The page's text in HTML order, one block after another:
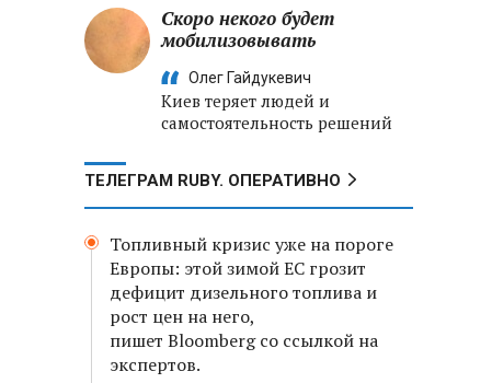
Скоро некого будет
мобилизовывать
Олег Гайдукевич
Киев теряет людей и
самостоятельность решений
ТЕЛЕГРАМ RUBY. ОПЕРАТИВНО
Топливный кризис уже на пороге
Европы: этой зимой ЕС грозит
дефицит дизельного топлива и
рост цен на него,
пишет Bloomberg со ссылкой на
экспертов.